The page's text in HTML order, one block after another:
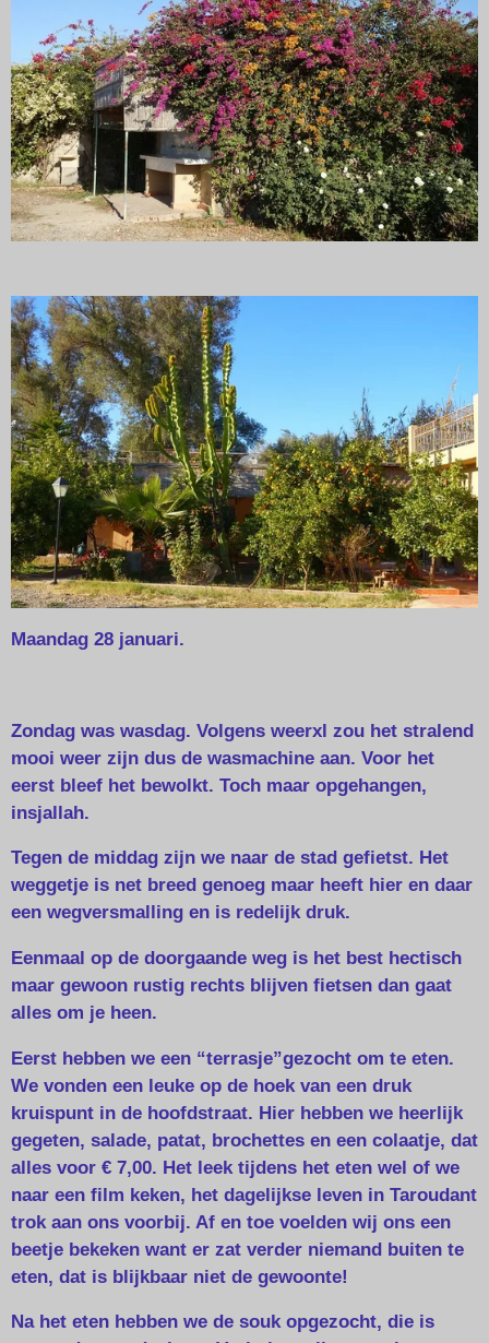
Maandag 28 januari.
Zondag was wasdag. Volgens weerxl zou het stralend
mooi weer zijn dus de wasmachine aan. Voor het
eerst bleef het bewolkt. Toch maar opgehangen,
insjallah.
Tegen de middag zijn we naar de stad gefietst. Het
weggetje is net breed genoeg maar heeft hier en daar
een wegversmalling en is redelijk druk.
Eenmaal op de doorgaande weg is het best hectisch
maar gewoon rustig rechts blijven fietsen dan gaat
alles om je heen.
Eerst hebben we een “terrasje”gezocht om te eten.
We vonden een leuke op de hoek van een druk
kruispunt in de hoofdstraat. Hier hebben we heerlijk
gegeten, salade, patat, brochettes en een colaatje, dat
alles voor € 7,00. Het leek tijdens het eten wel of we
naar een film keken, het dagelijkse leven in Taroudant
trok aan ons voorbij. Af en toe voelden wij ons een
beetje bekeken want er zat verder niemand buiten te
eten, dat is blijkbaar niet de gewoonte!
Na het eten hebben we de souk opgezocht, die is